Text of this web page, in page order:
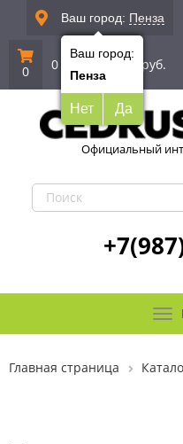
Ваш город: Пенза
Ваш город:
Пенза
Нет Да
0 0 позиций | 0 руб.
Официальный
Главная страница